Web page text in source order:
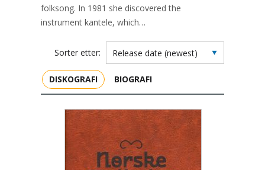
folksong. In 1981 she discovered the
instrument kantele, which…
Sorter etter:
DISKOGRAFI BIOGRAFI